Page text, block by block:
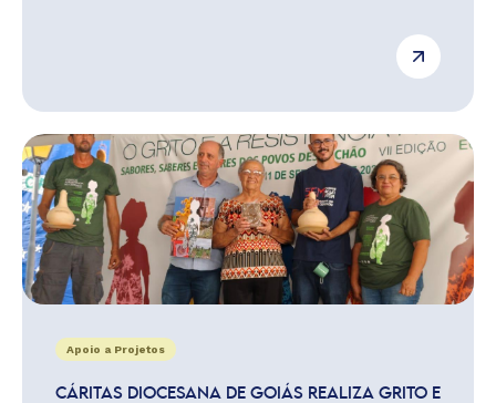
Apoio a Projetos
CÁRITAS DIOCESANA DE GOIÁS REALIZA GRITO E